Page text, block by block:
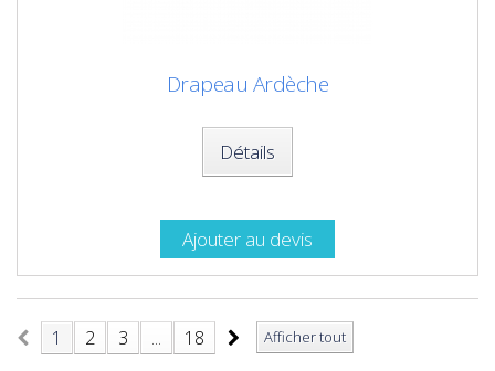
Drapeau Ardèche
Détails
Ajouter au devis
Afficher tout
1 2 3 ... 18